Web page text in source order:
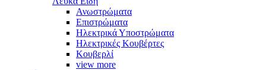
Ανωστρώματα
Επιστρώματα
Ηλεκτρικά Υποστρώματα
Ηλεκτρικές Κουβέρτες
Κουβερλί
view more